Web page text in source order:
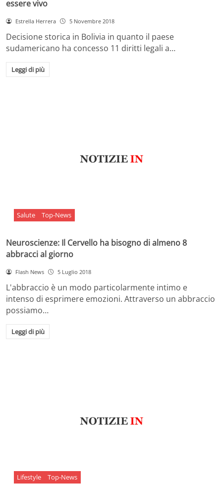
essere vivo
Estrella Herrera 5 Novembre 2018
Decisione storica in Bolivia in quanto il paese
sudamericano ha concesso 11 diritti legali a…
Leggi di più
Salute Top-News
Neuroscienze: Il Cervello ha bisogno di almeno 8
abbracci al giorno
Flash News 5 Luglio 2018
L'abbraccio è un modo particolarmente intimo e
intenso di esprimere emozioni. Attraverso un abbraccio
possiamo…
Leggi di più
Lifestyle Top-News